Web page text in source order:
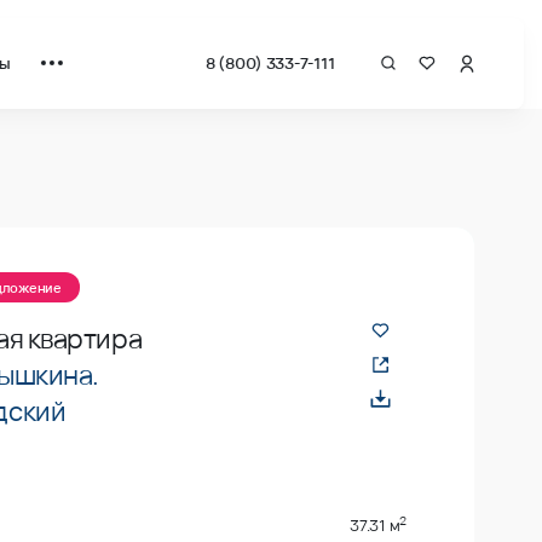
8 (800) 333-7-111
квартира
37.31 м2